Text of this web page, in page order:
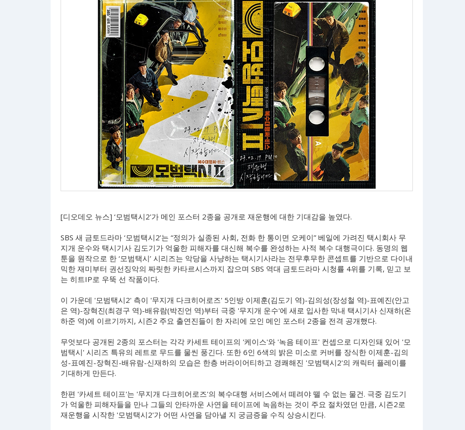
[디오데오 뉴스] ‘모범택시2'가 메인 포스터 2종을 공개로 재운행에 대한 기대감을 높였다.
SBS 새 금토드라마 ‘모범택시2’는 “정의가 실종된 사회, 전화 한 통이면 오케이” 베일에 가려진 택시회사 무
지개 운수와 택시기사 김도기가 억울한 피해자를 대신해 복수를 완성하는 사적 복수 대행극이다. 동명의 웹
툰을 원작으로 한 ‘모범택시’ 시리즈는 악당을 사냥하는 택시기사라는 전무후무한 콘셉트를 기반으로 다이내
믹한 재미부터 권선징악의 짜릿한 카타르시스까지 잡으며 SBS 역대 금토드라마 시청률 4위를 기록, 믿고 보
는 히트IP로 우뚝 선 작품이다.
이 가운데 '모범택시2' 측이 '무지개 다크히어로즈' 5인방 이제훈(김도기 역)-김의성(장성철 역)-표예진(안고
은 역)-장혁진(최경구 역)-배유람(박진언 역)부터 극중 '무지개 운수'에 새로 입사한 막내 택시기사 신재하(온
하준 역)에 이르기까지, 시즌2 주요 출연진들이 한 자리에 모인 메인 포스터 2종을 전격 공개했다.
무엇보다 공개된 2종의 포스터는 각각 카세트 테이프의 '케이스'와 '녹음 테이프' 컨셉으로 디자인돼 있어 '모
범택시' 시리즈 특유의 레트로 무드를 물씬 풍긴다. 또한 6인 6색의 밝은 미소로 커버를 장식한 이제훈-김의
성-표예진-장혁진-배유람-신재하의 모습은 한층 버라이어티하고 경쾌해진 '모범택시2'의 캐릭터 플레이를
기대하게 만든다.
한편 '카세트 테이프'는 '무지개 다크히어로즈'의 복수대행 서비스에서 떼려야 뗄 수 없는 물건. 극중 김도기
가 억울한 피해자들을 만나 그들의 안타까운 사연을 테이프에 녹음하는 것이 주요 절차였던 만큼, 시즌2로
재운행을 시작한 '모범택시2'가 어떤 사연을 담아낼 지 궁금증을 수직 상승시킨다.